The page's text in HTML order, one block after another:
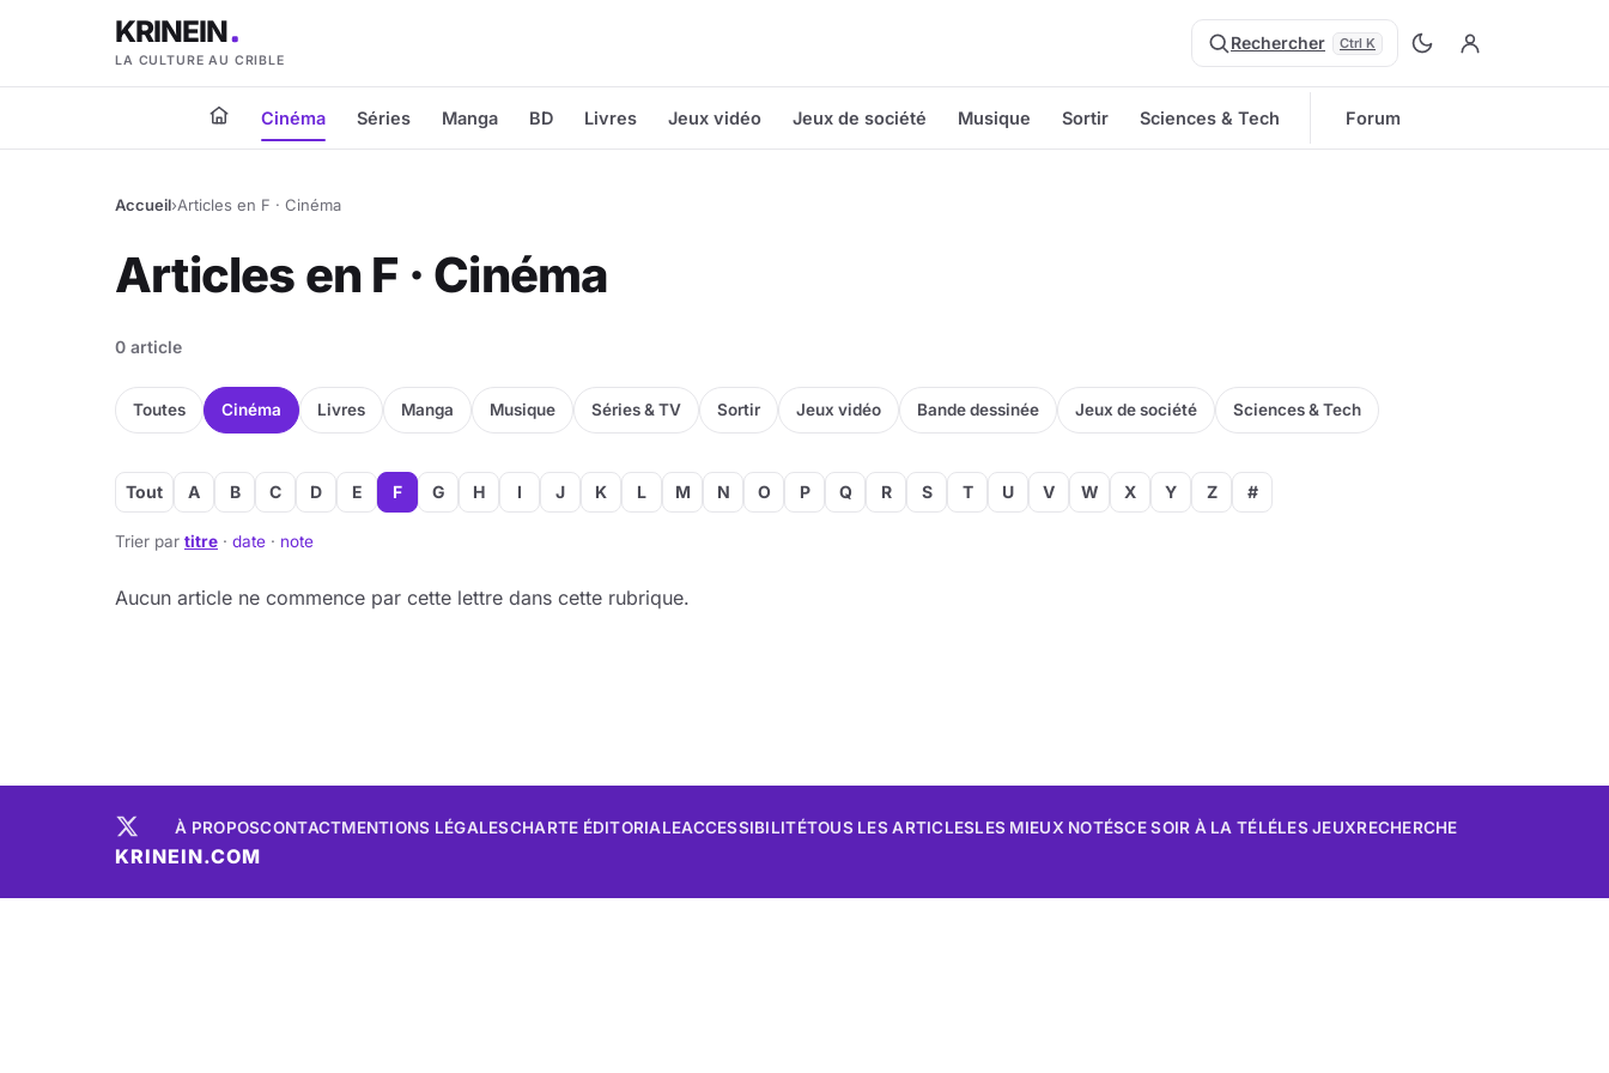
KRINEIN
LA CULTURE AU CRIBLE
Rechercher Ctrl K
Cinéma Séries Manga BD Livres Jeux vidéo Jeux de société Musique Sortir Sciences & Tech Forum
Accueil›Articles en F · Cinéma
Articles en F · Cinéma
0 article
Toutes Cinéma Livres Manga Musique Séries & TV Sortir Jeux vidéo Bande dessinée Jeux de société Sciences & Tech
Tout A B C D E F G H I J K L M N O P Q R S T U V W X Y Z #
Trier par titre · date · note
Aucun article ne commence par cette lettre dans cette rubrique.
À PROPOSCONTACTMENTIONS LÉGALESCHARTE ÉDITORIALEACCESSIBILITÉTOUS LES ARTICLESLES MIEUX NOTÉSCE SOIR À LA TÉLÉLES JEUXRECHERCHE
KRINEIN.COM